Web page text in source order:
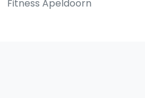
Fitness Apeldoorn